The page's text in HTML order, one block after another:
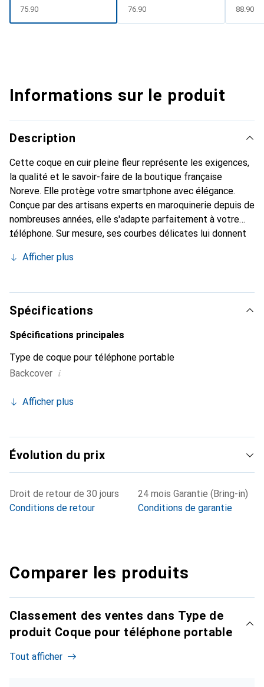
CHF
75.90 CHF
76.90 CHF
88.90
Informations sur le produit
Description
Cette coque en cuir pleine fleur représente les exigences,
la qualité et le savoir-faire de la boutique française
Noreve. Elle protège votre smartphone avec élégance.
Conçue par des artisans experts en maroquinerie depuis de
nombreuses années, elle s'adapte parfaitement à votre
téléphone. Sur mesure, ses courbes délicates lui donnent
et indispensable de votre smartphone. Reconnaître
marque Noreve est un choix sûr pour une clientèle
exigeante.
Afficher plus
Spécifications
Spécifications principales
Type de coque pour téléphone portable
Backcover i
Afficher plus
Évolution du prix
Droit de retour de 30 jours
Conditions de retour
24 mois Garantie (Bring-in)
Conditions de garantie
Comparer les produits
Classement des ventes dans Type de
produit Coque pour téléphone portable
Tout afficher